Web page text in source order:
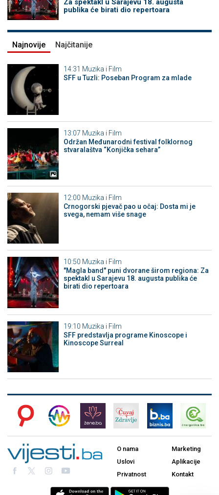
Za spektakl u Sarajevu 18. augusta
publika će birati dio repertoara
Najnovije Najčitanije
14:31 Muzika i Film
SFF u Tuzli: Poseban Program za mlade
13:07 Muzika i Film
Održan Međunarodni festival folklornog
stvaralaštva “Konjička sehara”
12:00 Muzika i Film
Crnogorski pjevač pao u očaj: Dosta mi je
svega, nemam više snage
10:50 Muzika i Film
"Magla band" puni dvorane širom regiona: Za
spektakl u Sarajevu 18. augusta publika će
birati dio repertoara
19:10 Muzika i Film
SFF predstavlja programe Kinoscope i
Kinoscope Surreal
O nama
Uslovi
Privatnost
Marketing
Aplikacije
Kontakt